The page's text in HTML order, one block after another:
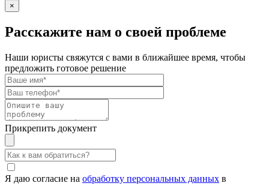
×
Расскажите нам о своей проблеме
Наши юристы свяжутся с вами в ближайшее время, чтобы
предложить готовое решение
Прикрепить документ
Я даю согласие на обработку персональных данных в